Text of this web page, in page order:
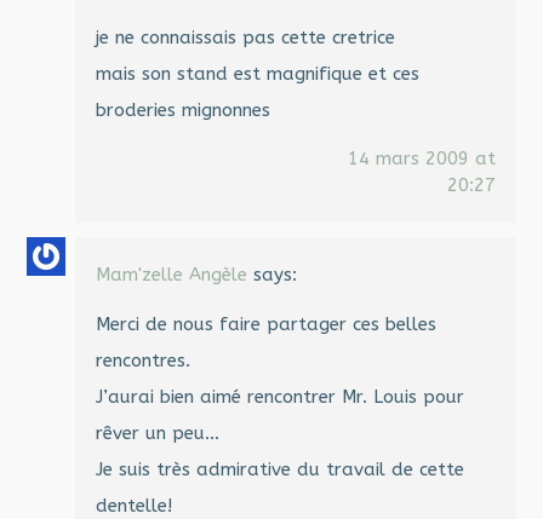
je ne connaissais pas cette cretrice
mais son stand est magnifique et ces
broderies mignonnes
14 mars 2009 at
20:27
Mam'zelle Angèle says:
Merci de nous faire partager ces belles
rencontres.
J’aurai bien aimé rencontrer Mr. Louis pour
rêver un peu…
Je suis très admirative du travail de cette
dentelle!